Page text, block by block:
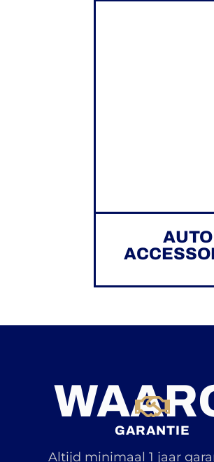
AUTO
GARANTIE
Altijd minimaal 1 jaar